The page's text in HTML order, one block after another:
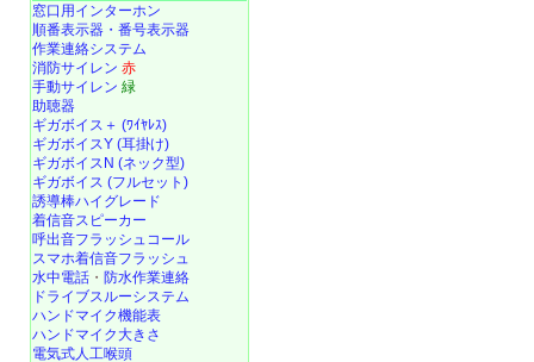
窓口用インターホン
順番表示器・番号表示器
作業連絡システム
消防サイレン 赤
手動サイレン 緑
助聴器
ギガボイス＋ (ﾜｲﾔﾚｽ)
ギガボイスY (耳掛け)
ギガボイスN (ネック型)
ギガボイス (フルセット)
誘導棒ハイグレード
着信音スピーカー
呼出音フラッシュコール
スマホ着信音フラッシュ
水中電話 ・ 防水作業連絡
ドライブスルーシステム
ハンドマイク機能表
ハンドマイク大きさ
電気式人工喉頭